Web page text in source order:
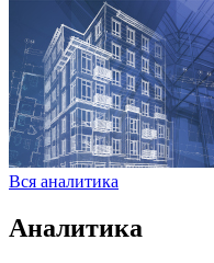
Вся аналитика
Аналитика